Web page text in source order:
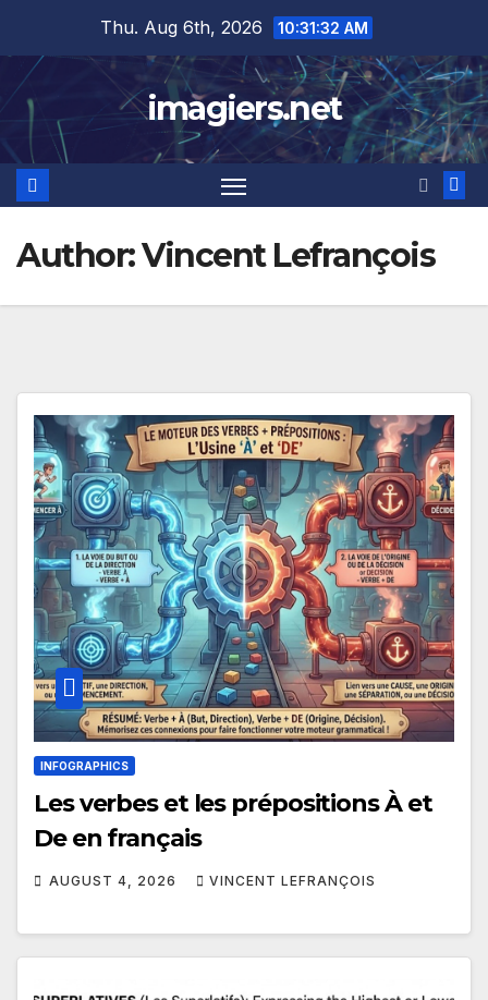
content
Thu. Aug 6th, 2026 10:31:33 AM
imagiers.net
Author:Vincent Lefrançois
INFOGRAPHICS
Les verbes et les prépositions À et
De en français
AUGUST 4, 2026 VINCENT LEFRANÇOIS